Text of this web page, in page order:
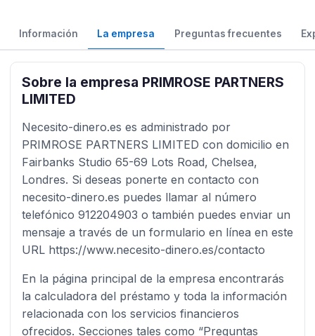
Información La empresa Preguntas frecuentes
Sobre la empresa PRIMROSE PARTNERS
LIMITED
Necesito-dinero.es es administrado por
PRIMROSE PARTNERS LIMITED con domicilio en
Fairbanks Studio 65-69 Lots Road, Chelsea,
Londres. Si deseas ponerte en contacto con
necesito-dinero.es puedes llamar al número
telefónico 912204903 o también puedes enviar un
mensaje a través de un formulario en línea en este
URL https://www.necesito-dinero.es/contacto
En la página principal de la empresa encontrarás
la calculadora del préstamo y toda la información
relacionada con los servicios financieros
ofrecidos. Secciones tales como “Preguntas